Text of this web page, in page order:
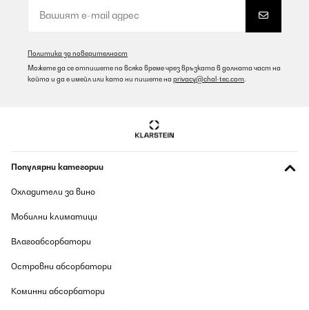
Политика за поверителност
Можете да се отпишете по всяко време чрез връзката в долната част на
който и да е имейл или като ни пишете на privacy@chal-tec.com
Популярни категории
Охладители за вино
Мобилни климатици
Влагоабсорбатори
Островни абсорбатори
Коминни абсорбатори